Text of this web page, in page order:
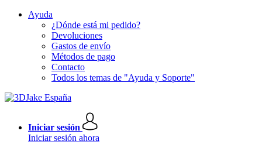
Ayuda
¿Dónde está mi pedido?
Devoluciones
Gastos de envío
Métodos de pago
Contacto
Todos los temas de "Ayuda y Soporte"
Iniciar sesión
Iniciar sesión ahora